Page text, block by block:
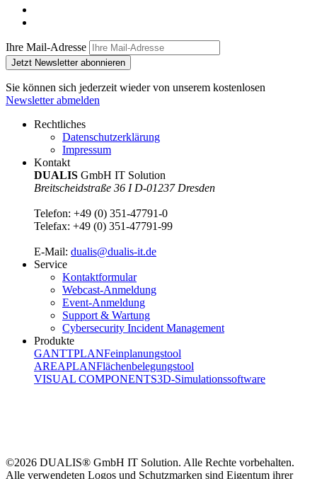
Ihre Mail-Adresse
Jetzt Newsletter abonnieren
Sie können sich jederzeit wieder von unserem kostenlosen
Newsletter abmelden
Rechtliches
Datenschutzerklärung
Impressum
Kontakt
DUALIS GmbH IT Solution
Breitscheidstraße 36 I D-01237 Dresden
Telefon: +49 (0) 351-47791-0
Telefax: +49 (0) 351-47791-99
E-Mail: dualis@dualis-it.de
Service
Kontaktformular
Webcast-Anmeldung
Event-Anmeldung
Support & Wartung
Cybersecurity Incident Management
Produkte
GANTTPLANFeinplanungstool
AREAPLANFlächenbelegungstool
VISUAL COMPONENTS3D-Simulationssoftware
©2026 DUALIS® GmbH IT Solution. Alle Rechte vorbehalten.
Alle verwendeten Logos und Schutzmarken sind Eigentum ihrer